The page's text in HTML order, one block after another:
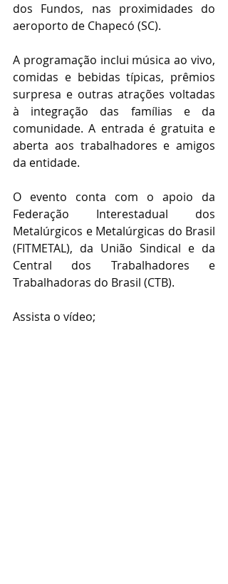
dos Fundos, nas proximidades do
aeroporto de Chapecó (SC).
A programação inclui música ao vivo,
comidas e bebidas típicas, prêmios
surpresa e outras atrações voltadas
à integração das famílias e da
comunidade. A entrada é gratuita e
aberta aos trabalhadores e amigos
da entidade.
O evento conta com o apoio da
Federação Interestadual dos
Metalúrgicos e Metalúrgicas do Brasil
(FITMETAL), da União Sindical e da
Central dos Trabalhadores e
Trabalhadoras do Brasil (CTB).
Assista o vídeo;